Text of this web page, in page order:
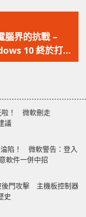
一
篇
文
腦界的抗戰 –
10 終於打贏
Windows 7
啦！ 微軟刪走
議
陷！ 微軟警告：登入
軟件一併中招
後門攻擊 主機板控制器
史